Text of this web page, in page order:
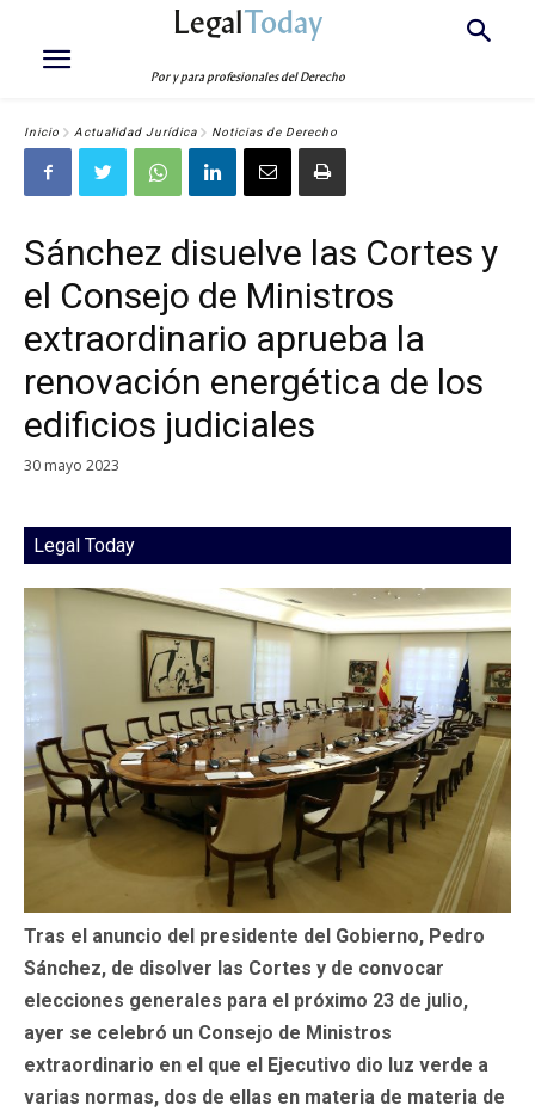
LegalToday
Por y para profesionales del Derecho
Inicio Actualidad Jurídica Noticias de Derecho
Sánchez disuelve las Cortes y
el Consejo de Ministros
extraordinario aprueba la
renovación energética de los
edificios judiciales
30 mayo 2023
Legal Today
Tras el anuncio del presidente del Gobierno, Pedro
Sánchez, de disolver las Cortes y de convocar
elecciones generales para el próximo 23 de julio,
ayer se celebró un Consejo de Ministros
extraordinario en el que el Ejecutivo dio luz verde a
varias normas, dos de ellas en materia de materia de